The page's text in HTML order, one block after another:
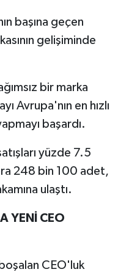
başına geçen
gelişiminde
bir marka
Avrupa'nın en hızlı
başardı.
yüzde 7.5
248 bin 100 adet,
ulaştı.
YENİ CEO
CEO'luk